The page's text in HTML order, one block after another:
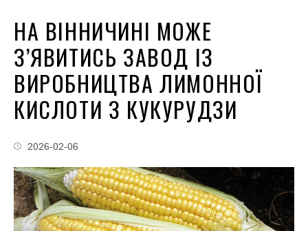
НА ВІННИЧИНІ МОЖЕ
З’ЯВИТИСЬ ЗАВОД ІЗ
ВИРОБНИЦТВА ЛИМОННОЇ
КИСЛОТИ З КУКУРУДЗИ
2026-02-06